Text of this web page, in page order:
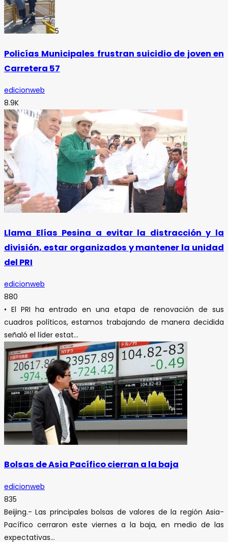
5
Policías Municipales frustran suicidio de joven en
Carretera 57
edicionweb
8.9K
Llama Elías Pesina a evitar la distracción y la
división, estar organizados y mantener la unidad
del PRI
edicionweb
880
• El PRI ha entrado en una etapa de renovación de sus
cuadros políticos, estamos trabajando de manera decidida
señaló el líder estat...
Bolsas de Asia Pacífico cierran a la baja
edicionweb
835
Beijing.- Las principales bolsas de valores de la región Asia-
Pacífico cerraron este viernes a la baja, en medio de las
expectativas...